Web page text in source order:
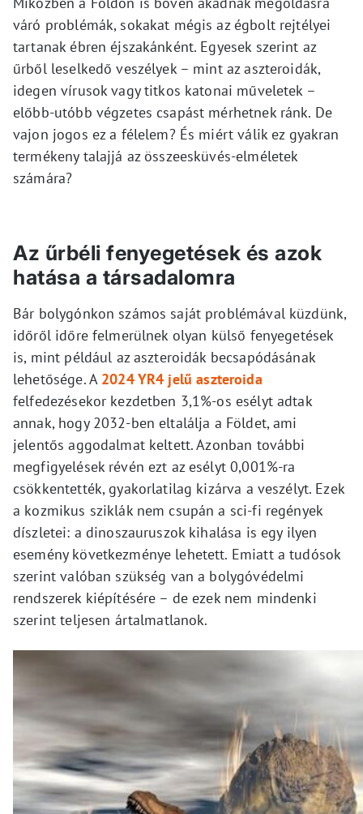
váró problémák, sokakat mégis az égbolt rejtélyei
tartanak ébren éjszakánként. Egyesek szerint az
űrből leselkedő veszélyek – mint az aszteroidák,
idegen vírusok vagy titkos katonai műveletek –
előbb-utóbb végzetes csapást mérhetnek ránk. De
vajon jogos ez a félelem? És miért válik ez gyakran
termékeny talajjá az összeesküvés-elméletek
számára?
Az űrbéli fenyegetések és azok
hatása a társadalomra
Bár bolygónkon számos saját problémával küzdünk,
időről időre felmerülnek olyan külső fenyegetések
is, mint például az aszteroidák becsapódásának
lehetősége. A 2024 YR4 jelű aszteroida
felfedezésekor kezdetben 3,1%-os esélyt adtak
annak, hogy 2032-ben eltalálja a Földet, ami
jelentős aggodalmat keltett. Azonban további
megfigyelések révén ezt az esélyt 0,001%-ra
csökkentették, gyakorlatilag kizárva a veszélyt. Ezek
a kozmikus sziklák nem csupán a sci-fi regények
díszletei: a dinoszauruszok kihalása is egy ilyen
esemény következménye lehetett. Emiatt a tudósok
szerint valóban szükség van a bolygóvédelmi
rendszerek kiépítésére – de ezek nem mindenki
szerint teljesen ártalmatlanok.